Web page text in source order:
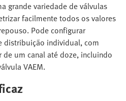
grande variedade de válvulas
facilmente todos os valores
Pode configurar
distribuição individual, com
um canal até doze, incluindo
VAEM.